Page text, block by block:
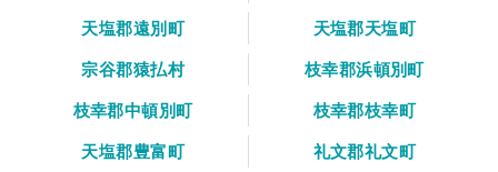
天塩郡遠別町
天塩郡天塩町
宗谷郡猿払村
枝幸郡浜頓別町
枝幸郡中頓別町
枝幸郡枝幸町
天塩郡豊富町
礼文郡礼文町